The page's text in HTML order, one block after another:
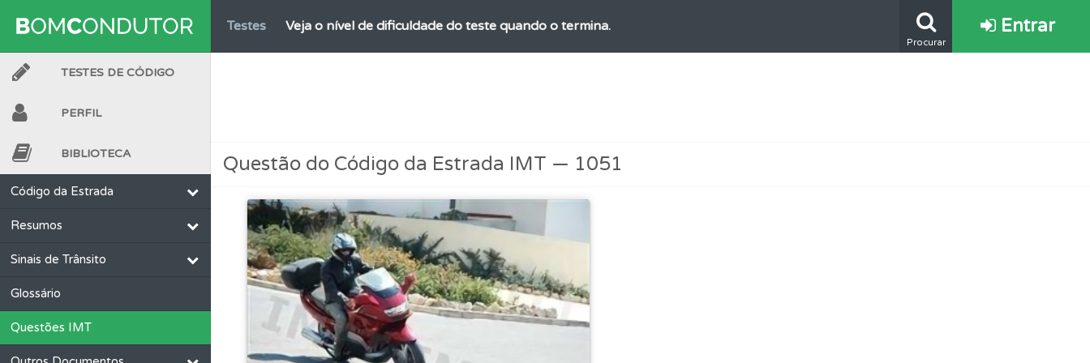
Testes Veja o nível de dificuldade do teste quando o termina.
Testes Deve fazer o teste que recomendamos para obter os melhores resultados.
Perfil Veja as questões que errou no seu perfil.
Crie uma conta para não perder as suas estatísticas.
Procurar
Entrar
TESTES DE CÓDIGO
PERFIL
BIBLIOTECA
Código da Estrada
Resumos
Sinais de Trânsito
Glossário
Questões IMT
Questão do Código da Estrada IMT — 1051